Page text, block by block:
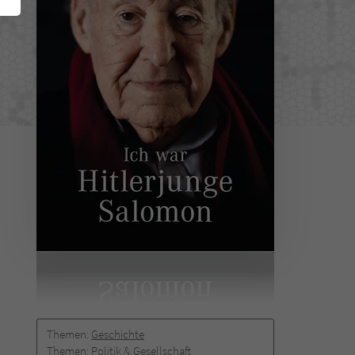
Themen: Geschichte
Themen: Politik & Gesellschaft